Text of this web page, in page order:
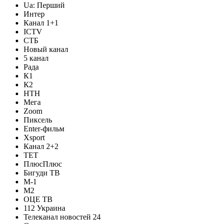
Ua: Перший
Интер
Канал 1+1
ICTV
СТБ
Новый канал
5 канал
Рада
К1
К2
НТН
Мега
Zoom
Пиксель
Enter-фильм
Xsport
Канал 2+2
ТЕТ
ПлюсПлюс
Бигуди ТВ
М-1
М2
ОЦЕ ТВ
112 Украина
Телеканал новостей 24